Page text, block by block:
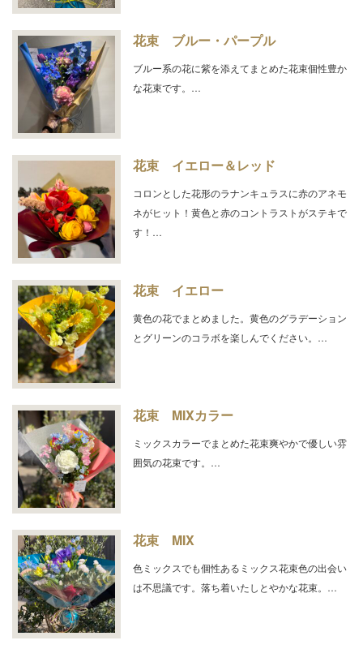
花束 ブルー・パープル
ブルー系の花に紫を添えてまとめた花束個性豊か
な花束です。…
花束 イエロー＆レッド
コロンとした花形のラナンキュラスに赤のアネモ
ネがヒット！黄色と赤のコントラストがステキで
す！…
花束 イエロー
黄色の花でまとめました。黄色のグラデーション
とグリーンのコラボを楽しんでください。…
花束 MIXカラー
ミックスカラーでまとめた花束爽やかで優しい雰
囲気の花束です。…
花束 MIX
色ミックスでも個性あるミックス花束色の出会い
は不思議です。落ち着いたしとやかな花束。…